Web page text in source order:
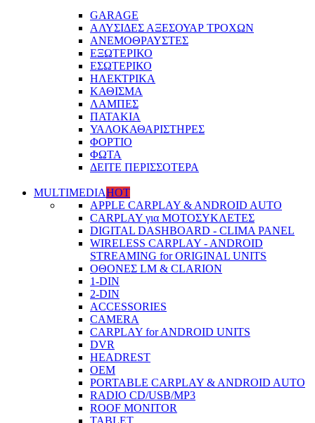
GARAGE
ΑΛΥΣΙΔΕΣ ΑΞΕΣΟΥΑΡ ΤΡΟΧΩΝ
ΑΝΕΜΟΘΡΑΥΣΤΕΣ
ΕΞΩΤΕΡΙΚΟ
ΕΣΩΤΕΡΙΚΟ
ΗΛΕΚΤΡΙΚΑ
ΚΑΘΙΣΜΑ
ΛΑΜΠΕΣ
ΠΑΤΑΚΙΑ
ΥΑΛΟΚΑΘΑΡΙΣΤΗΡΕΣ
ΦΟΡΤΙΟ
ΦΩΤΑ
ΔΕΙΤΕ ΠΕΡΙΣΣΟΤΕΡΑ
MULTIMEDIAHOT
APPLE CARPLAY & ANDROID AUTO
CARPLAY για ΜΟΤΟΣΥΚΛΕΤΕΣ
DIGITAL DASHBOARD - CLIMA PANEL
WIRELESS CARPLAY - ANDROID
STREAMING for ORIGINAL UNITS
ΟΘΟΝΕΣ LM & CLARION
1-DIN
2-DIN
ACCESSORIES
CAMERA
CARPLAY for ANDROID UNITS
DVR
HEADREST
OEM
PORTABLE CARPLAY & ANDROID AUTO
RADIO CD/USB/MP3
ROOF MONITOR
TABLET